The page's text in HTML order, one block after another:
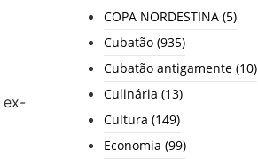
COPA NORDESTINA (5)
Cubatão (935)
Cubatão antigamente (10)
Culinária (13)
Cultura (149)
Economia (99)